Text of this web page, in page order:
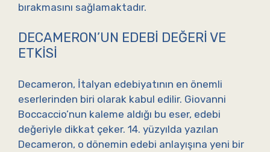
bırakmasını sağlamaktadır.
DECAMERON’UN EDEBI DEĞERI VE
ETKISI
Decameron, İtalyan edebiyatının en önemli
eserlerinden biri olarak kabul edilir. Giovanni
Boccaccio’nun kaleme aldığı bu eser, edebi
değeriyle dikkat çeker. 14. yüzyılda yazılan
Decameron, o dönemin edebi anlayışına yeni bir